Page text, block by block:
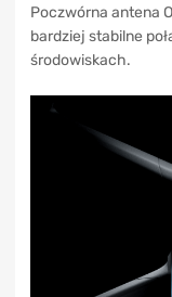
Poczwórna antena
bardziej stabilne
środowiskach.